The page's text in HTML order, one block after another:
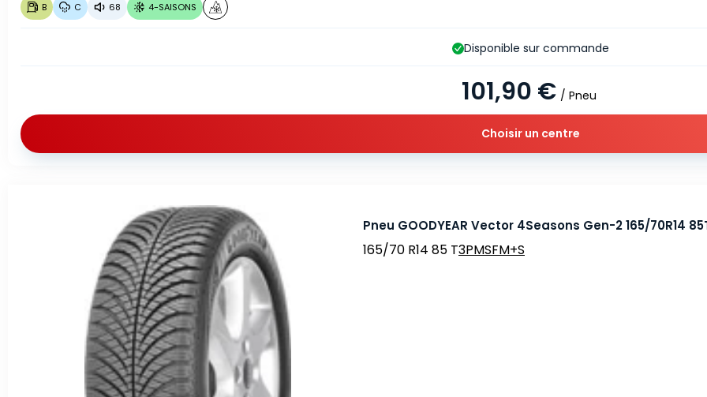
B C 68 4-SAISONS
101,90 € / Pneu
Disponible sur commande
Choisir un centre
Pneu GOODYEAR Vector 4Seasons Gen-2 165/70R14
165/70 R14 85 T3PMSFM+S